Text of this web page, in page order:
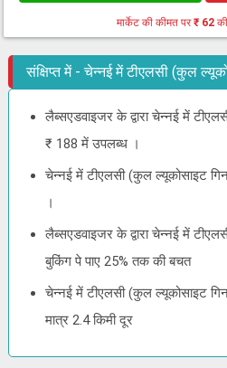
मार्केट की कीमत पर₹ 62
संक्षिप्त में - चेन्नई में टीएलसी (कुल
लैब्सएडवाइजर के द्वारा चेन्नई में
₹ 188 में उपलब्ध ।
चेन्नई में टीएलसी (कुल ल्यूकोसाइट
।
लैब्सएडवाइजर के द्वारा चेन्नई में
बुकिंग पे पाए 25% तक की बचत
चेन्नई में टीएलसी (कुल ल्यूकोसाइट
मात्र 2.4 किमी दूर